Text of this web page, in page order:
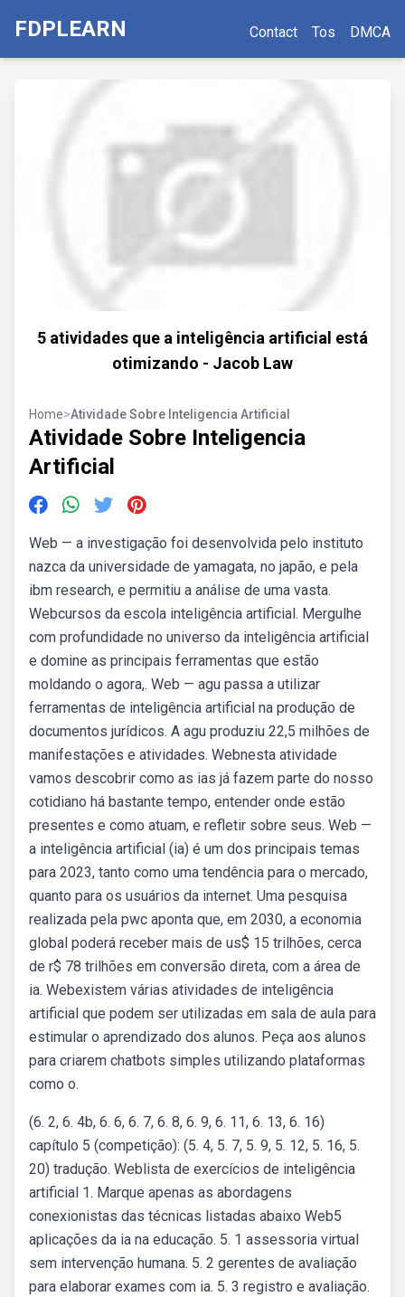
FDPLEARN Contact Tos DMCA
5 atividades que a inteligência artificial está
otimizando - Jacob Law
Home>Atividade Sobre Inteligencia Artificial
Atividade Sobre Inteligencia
Artificial
Web — a investigação foi desenvolvida pelo instituto
nazca da universidade de yamagata, no japão, e pela
ibm research, e permitiu a análise de uma vasta.
Webcursos da escola inteligência artificial. Mergulhe
com profundidade no universo da inteligência artificial
e domine as principais ferramentas que estão
moldando o agora,. Web — agu passa a utilizar
ferramentas de inteligência artificial na produção de
documentos jurídicos. A agu produziu 22,5 milhões de
manifestações e atividades. Webnesta atividade
vamos descobrir como as ias já fazem parte do nosso
cotidiano há bastante tempo, entender onde estão
presentes e como atuam, e refletir sobre seus. Web —
a inteligência artificial (ia) é um dos principais temas
para 2023, tanto como uma tendência para o mercado,
quanto para os usuários da internet. Uma pesquisa
realizada pela pwc aponta que, em 2030, a economia
global poderá receber mais de us$ 15 trilhões, cerca
de r$ 78 trilhões em conversão direta, com a área de
ia. Webexistem várias atividades de inteligência
artificial que podem ser utilizadas em sala de aula para
estimular o aprendizado dos alunos. Peça aos alunos
para criarem chatbots simples utilizando plataformas
como o.
(6. 2, 6. 4b, 6. 6, 6. 7, 6. 8, 6. 9, 6. 11, 6. 13, 6. 16)
capítulo 5 (competição): (5. 4, 5. 7, 5. 9, 5. 12, 5. 16, 5.
20) tradução. Weblista de exercícios de inteligência
artificial 1. Marque apenas as abordagens
conexionistas das técnicas listadas abaixo Web5
aplicações da ia na educação. 5. 1 assessoria virtual
sem intervenção humana. 5. 2 gerentes de avaliação
para elaborar exames com ia. 5. 3 registro e avaliação.